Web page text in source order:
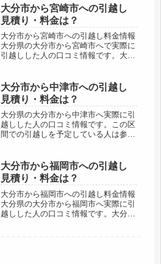
ょう。引越し代金も格安で請けてくれ
る会社が多くあると思います。１社
だ...
大分市から宮崎市への引越し
見積り・料金は？
大分市から宮崎市への引越し料金情報
大分県の大分市から宮崎市へで実際に
引越しした人の口コミ情報です。大分
ではないです。ただし、引越し会社や
時期によっても変わりますので、と...
大分市から中津市への引越し
見積り・料金は？
大分県の大分市から中津市へ実際に引
越しした人の口コミ情報です。この区
間での引越しを予定している人は参考
離になります。車で片道約１時間強の
範囲ですが、その日のうちの引越し
も...
大分市から福岡市への引越し
見積り・料金は？
大分市から福岡市への引越し料金情報
大分県の大分市から福岡市へ実際に引
越しした人の口コミ情報です。大分市